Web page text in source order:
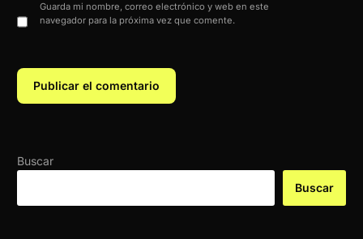
Guarda mi nombre, correo electrónico y web en este
navegador para la próxima vez que comente.
Buscar
Buscar